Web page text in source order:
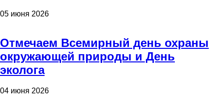
05 июня 2026
Отмечаем Всемирный день охраны
окружающей природы и День
эколога
04 июня 2026